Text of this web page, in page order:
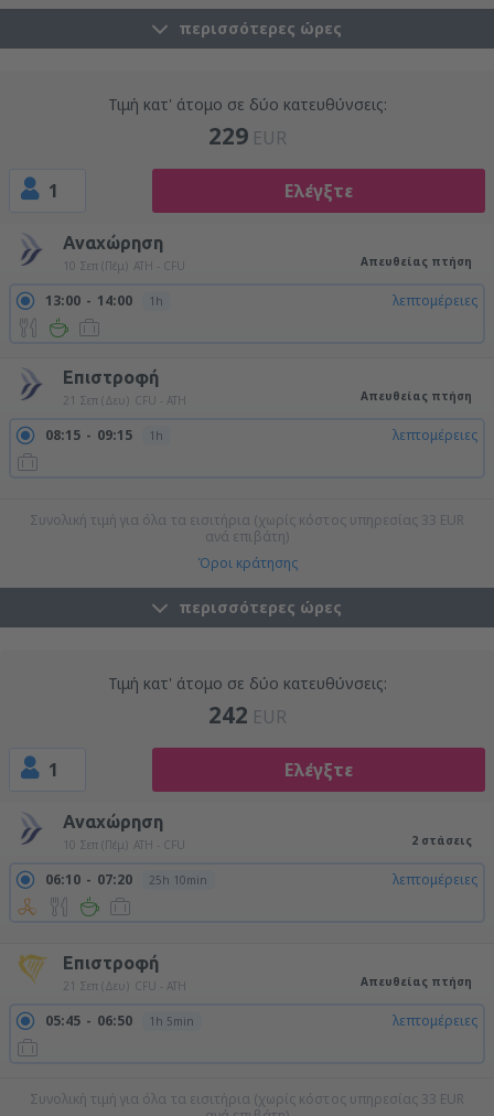
περισσότερες ώρες
Τιμή κατ' άτομο σε δύο κατευθύνσεις:
229 EUR
1 Ελέγξτε
Αναχώρηση
10 Σεπ (Πέμ) ATH - CFU Απευθείας πτήση
13:00 14:00 1h λεπτομέρειες
Επιστροφή
21 Σεπ (Δευ) CFU - ATH Απευθείας πτήση
08:15 09:15 1h λεπτομέρειες
Συνολική τιμή για όλα τα εισιτήρια (χωρίς κόστος υπηρεσίας 33 EUR
ανά επιβάτη)
Όροι κράτησης
περισσότερες ώρες
Τιμή κατ' άτομο σε δύο κατευθύνσεις:
242 EUR
1 Ελέγξτε
Αναχώρηση
10 Σεπ (Πέμ) ATH - CFU 2 στάσεις
06:10 07:20 25h 10min λεπτομέρειες
Επιστροφή
21 Σεπ (Δευ) CFU - ATH Απευθείας πτήση
05:45 06:50 1h 5min λεπτομέρειες
Συνολική τιμή για όλα τα εισιτήρια (χωρίς κόστος υπηρεσίας 33 EUR